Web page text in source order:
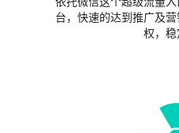
台，快速的达到推广及
权，